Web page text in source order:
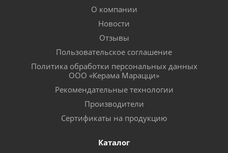
О компании
Новости
Отзывы
Пользовательское соглашение
Политика обработки персональных данных
ООО «Керама Марацци»
Рекомендательные технологии
Производители
Сертификаты на продукцию
Каталог